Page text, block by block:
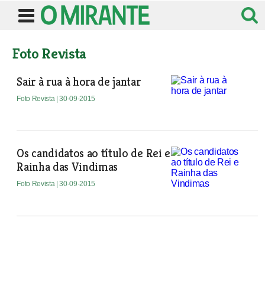
Foto Revista
Sair à rua à hora de jantar
Foto Revista | 30-09-2015
Os candidatos ao título de Rei e
Rainha das Vindimas
Foto Revista | 30-09-2015